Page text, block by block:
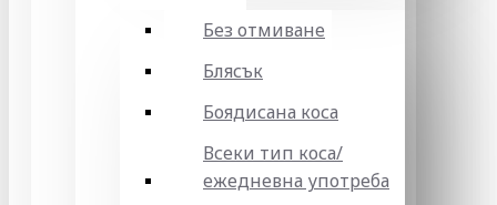
Без отмиване
Блясък
Боядисана коса
Всеки тип коса/
ежедневна употреба